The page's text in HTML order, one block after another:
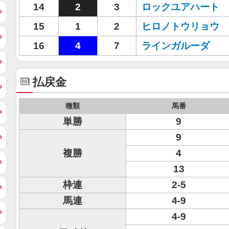
14 2 3
ロックユアハート
15
1 2
ヒロノトウリョウ
16
4 7 ラインガルーダ
払戻金
種類 馬番
単勝 9
複勝
9
4
13
枠連
2-5
馬連
4-9
4-9